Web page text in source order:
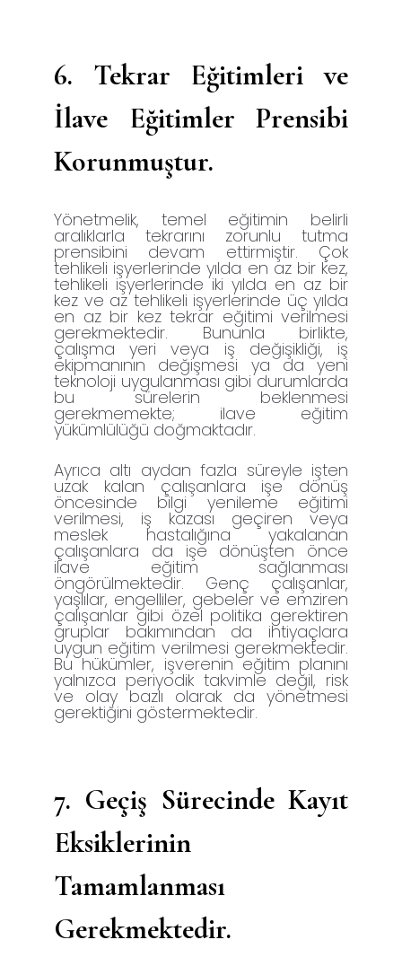
6. Tekrar Eğitimleri ve
İlave Eğitimler Prensibi
Korunmuştur.
Yönetmelik, temel eğitimin belirli
aralıklarla tekrarını zorunlu tutma
prensibini devam ettirmiştir. Çok
tehlikeli işyerlerinde yılda en az bir kez,
tehlikeli işyerlerinde iki yılda en az bir
kez ve az tehlikeli işyerlerinde üç yılda
en az bir kez tekrar eğitimi verilmesi
gerekmektedir. Bununla birlikte,
çalışma yeri veya iş değişikliği, iş
ekipmanının değişmesi ya da yeni
teknoloji uygulanması gibi durumlarda
bu sürelerin beklenmesi
gerekmemekte; ilave eğitim
yükümlülüğü doğmaktadır.
Ayrıca altı aydan fazla süreyle işten
uzak kalan çalışanlara işe dönüş
öncesinde bilgi yenileme eğitimi
verilmesi, iş kazası geçiren veya
meslek hastalığına yakalanan
çalışanlara da işe dönüşten önce
ilave eğitim sağlanması
öngörülmektedir. Genç çalışanlar,
yaşlılar, engelliler, gebeler ve emziren
çalışanlar gibi özel politika gerektiren
gruplar bakımından da ihtiyaçlara
uygun eğitim verilmesi gerekmektedir.
Bu hükümler, işverenin eğitim planını
yalnızca periyodik takvimle değil, risk
ve olay bazlı olarak da yönetmesi
gerektiğini göstermektedir.
7. Geçiş Sürecinde Kayıt
Eksiklerinin
Tamamlanması
Gerekmektedir.